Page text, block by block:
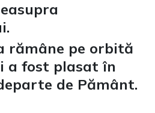
rămâne pe orbită
a fost plasat în
de Pământ.